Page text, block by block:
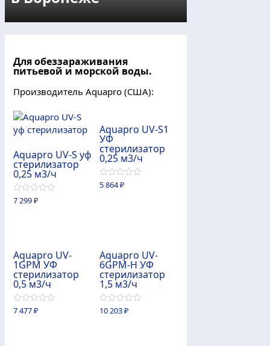
Для обеззараживания
питьевой и морской воды.
Производитель Aquapro (США):
Aquapro UV-S уф
стерилизатор
0,25 м3/ч
0
из
7 299₽
Aquapro UV-S1
УФ
стерилизатор
0,25 м3/ч
0
из
5 864₽
Aquapro UV-
1GPM УФ
стерилизатор
0,5 м3/ч
0
из
7 477₽
Aquapro UV-
6GPM-H УФ
стерилизатор
1,5 м3/ч
0
из
10 203₽